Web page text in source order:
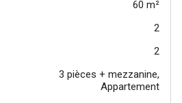
60 m²
2
2
3 pièces + mezzanine,
Appartement